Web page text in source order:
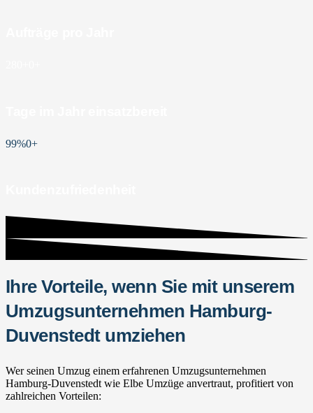
99%0+
Ihre Vorteile, wenn Sie mit unserem
Umzugsunternehmen Hamburg-
Duvenstedt umziehen
Wer seinen Umzug einem erfahrenen Umzugsunternehmen
Hamburg-Duvenstedt wie Elbe Umzüge anvertraut, profitiert von
zahlreichen Vorteilen: